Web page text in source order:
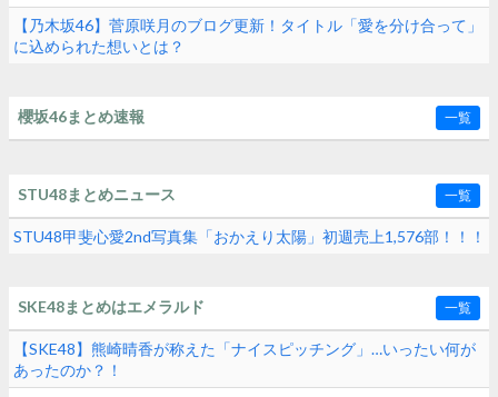
【乃木坂46】菅原咲月のブログ更新！タイトル「愛を分け合って」
に込められた想いとは？
櫻坂46まとめ速報 一覧
STU48まとめニュース 一覧
STU48甲斐心愛2nd写真集「おかえり太陽」初週売上1,576部！！！
SKE48まとめはエメラルド 一覧
【SKE48】熊崎晴香が称えた「ナイスピッチング」…いったい何が
あったのか？！